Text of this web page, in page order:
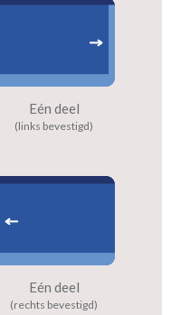
Eén deel
(links bevestigd)
Eén deel
(rechts bevestigd)